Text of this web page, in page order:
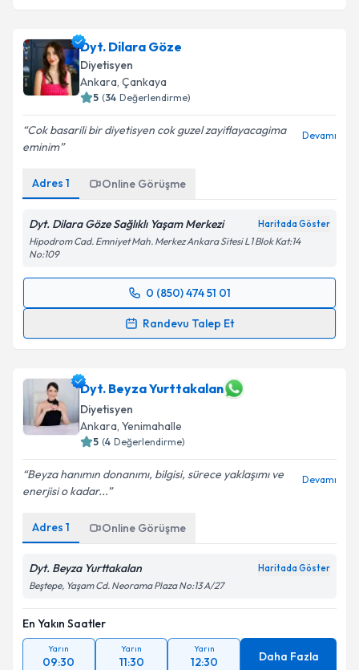
Dyt. Dilara Göze
Diyetisyen
Ankara, Çankaya
5 (34 Değerlendirme)
Cok basarili bir diyetisyen cok guzel zayiflayacagima
eminim
Devamı
Adres 1 Online Görüşme
Dyt. Dilara Göze Sağlıklı Yaşam Merkezi Haritada Göster
Hipodrom Cad. Emniyet Mah. Merkez Ankara Sitesi L1 Blok Kat:14
No:109
0 (850) 474 51 01
Randevu Talep Et
Randevu Takvimi Talebi
takvim hazırlandığında e-posta ile bilgilendireceğiz.
E-posta Adresiniz
Kişisel verilerimin işlenmesine ilişkin
kapsamda işlenmesini kabul ediyorum.
Takvim Talebini Gönder
Dyt. Beyza Yurttakalan
Diyetisyen
Ankara, Yenimahalle
5 (4 Değerlendirme)
Beyza hanımın donanımı, bilgisi, sürece yaklaşımı ve
enerjisi o kadar...
Devamı
Adres 1 Online Görüşme
Dyt. Beyza Yurttakalan Haritada Göster
Beştepe, Yaşam Cd. Neorama Plaza No:13 A/27
En Yakın Saatler
Yarın
09:30
Yarın
11:30
Yarın
12:30 Daha Fazla